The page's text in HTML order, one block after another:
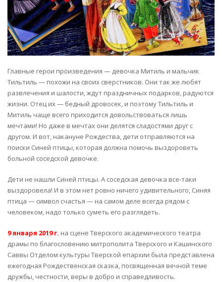
Главные герои произведения — девочка Митиль и мальчик
Тильтиль — похожи на своих сверстников. Они так же любят
развлечения и шалости, ждут праздничных подарков, радуются
жизни. Отец их — бедный дровосек, и поэтому Тильтиль и
Митиль чаще всего приходится довольствоваться лишь
мечтами! Но даже в мечтах они делятся сладостями друг с
другом. И вот, накануне Рождества, дети отправляются на
поиски Синей птицы, которая должна помочь выздороветь
больной соседской девочке.
Дети не нашли Синей птицы. А соседская девочка все-таки
выздоровела! И в этом нет ровно ничего удивительного, Синяя
птица — символ счастья — на самом деле всегда рядом с
человеком, надо только суметь его разглядеть.
9 января 2019 г. на сцене Тверского академического театра
драмы по благословению митрополита Тверского и Кашинского
Саввы Отделом культуры Тверской епархии была представлена
ежегодная Рождественская сказка, посвященная вечной теме
дружбы, честности, веры в добро и справедливость.